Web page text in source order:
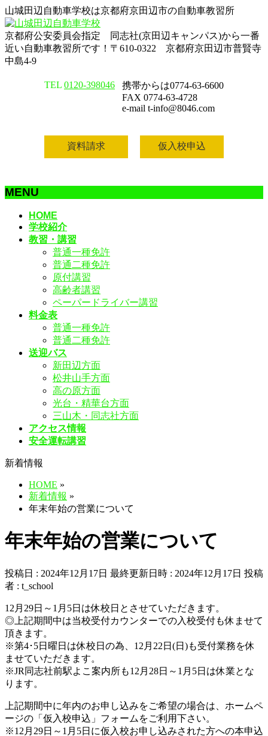
山城田辺自動車学校は京都府京田辺市の自動車教習所
京都府公安委員会指定 同志社(京田辺キャンパス)から一番
近い自動車教習所です！〒610-0322 京都府京田辺市普賢寺
中島4-9
TEL 0120-398046
携帯からは0774-63-6600
FAX 0774-63-4728
e-mail t-info@8046.com
資料請求 仮入校申込
MENU
HOME
学校紹介
教習・講習
普通一種免許
普通二種免許
原付講習
高齢者講習
ペーパードライバー講習
料金表
普通一種免許
普通二種免許
送迎バス
新田辺方面
松井山手方面
高の原方面
光台・精華台方面
三山木・同志社方面
アクセス情報
安全運転講習
新着情報
HOME »
新着情報 »
年末年始の営業について
年末年始の営業について
投稿日 : 2024年12月17日 最終更新日時 : 2024年12月17日 投稿
者 : t_school
12月29日～1月5日は休校日とさせていただきます。
◎上記期間中は当校受付カウンターでの入校受付も休ませて
頂きます。
※第4･5日曜日は休校日の為、12月22日(日)も受付業務を休
ませていただきます。
※JR同志社前駅よこ案内所も12月28日～1月5日は休業とな
ります。
上記期間中に年内のお申し込みをご希望の場合は、ホームペ
ージの「仮入校申込」フォームをご利用下さい。
※12月29日～1月5日に仮入校お申し込みされた方への本申込